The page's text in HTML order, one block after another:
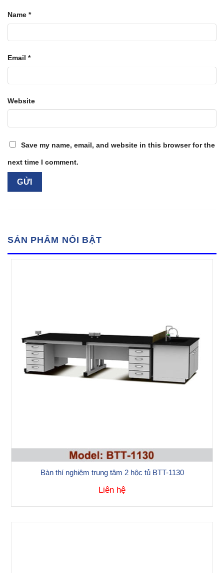
Name *
Email *
Website
Save my name, email, and website in this browser for the
next time I comment.
SẢN PHẨM NỔI BẬT
Bàn thí nghiệm trung tâm 2 hộc tủ BTT-1130
Liên hệ